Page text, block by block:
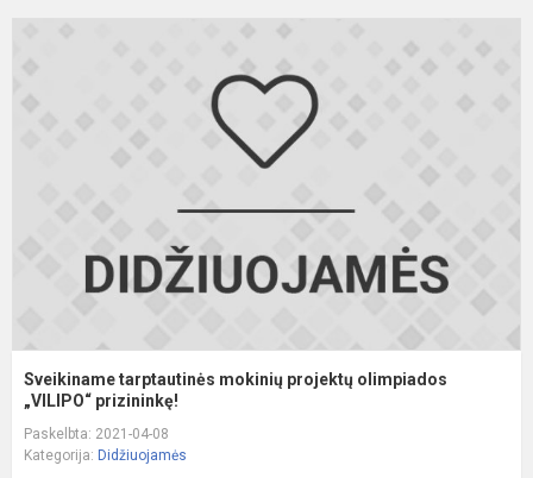
Sveikiname tarptautinės mokinių projektų olimpiados
„VILIPO“ prizininkę!
Paskelbta: 2021-04-08
Kategorija: Didžiuojamės